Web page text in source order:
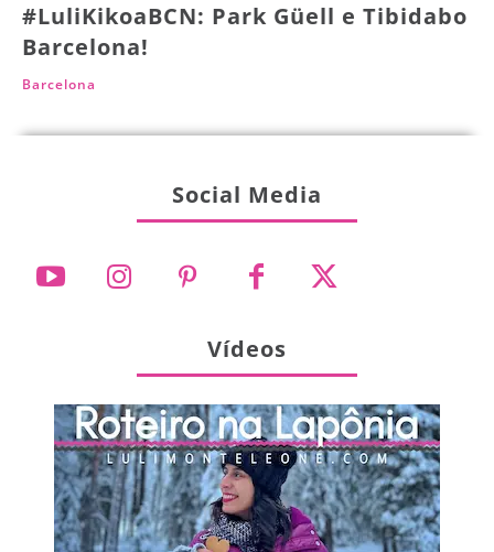
#LuliKikoaBCN: Park Güell e Tibidabo
Barcelona!
Barcelona
Social Media
Vídeos